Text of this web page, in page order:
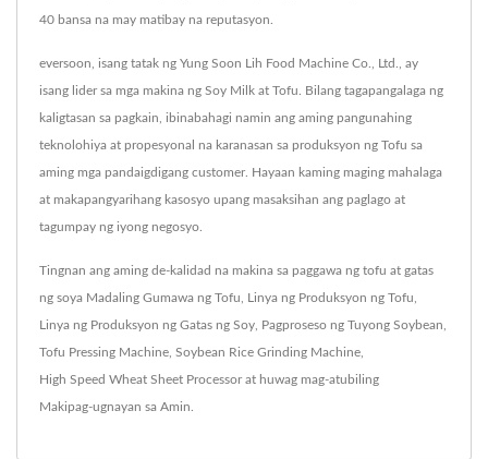
40 bansa na may matibay na reputasyon.
eversoon, isang tatak ng Yung Soon Lih Food Machine Co., Ltd., ay
isang lider sa mga makina ng Soy Milk at Tofu. Bilang tagapangalaga ng
kaligtasan sa pagkain, ibinabahagi namin ang aming pangunahing
teknolohiya at propesyonal na karanasan sa produksyon ng Tofu sa
aming mga pandaigdigang customer. Hayaan kaming maging mahalaga
at makapangyarihang kasosyo upang masaksihan ang paglago at
tagumpay ng iyong negosyo.
Tingnan ang aming de-kalidad na makina sa paggawa ng tofu at gatas
ng soya Madaling Gumawa ng Tofu Linya ng Produksyon ng Tofu
Linya ng Produksyon ng Gatas ng Soy Pagproseso ng Tuyong Soybean
Tofu Pressing Machine Soybean Rice Grinding Machine
High Speed Wheat Sheet Processorat huwag mag-atubiling
Makipag-ugnayan sa Amin